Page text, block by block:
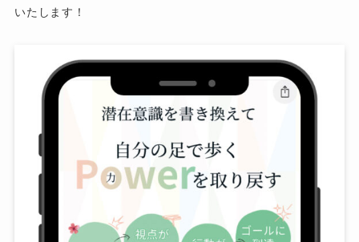
いたします！